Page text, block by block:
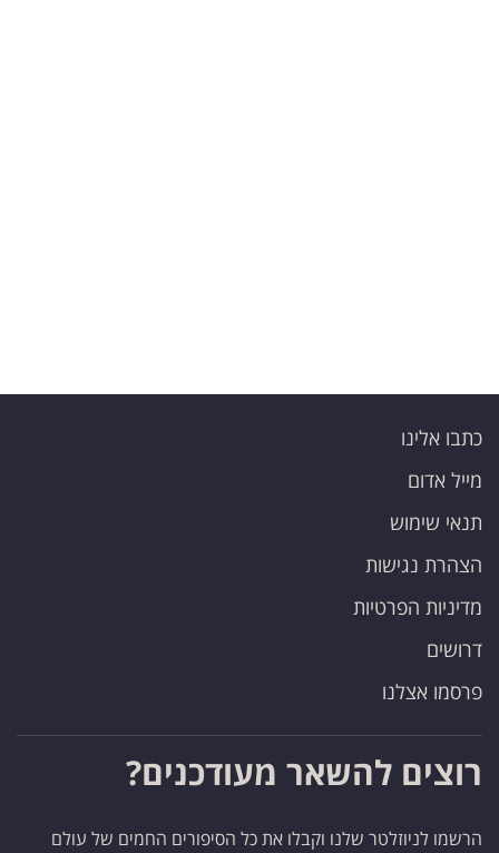
כתבו אלינו
מייל אדום
תנאי שימוש
הצהרת נגישות
מדיניות הפרטיות
דרושים
פרסמו אצלנו
רוצים להשאר מעודכנים?
הרשמו לניוזלטר שלנו וקבלו את כל הסיפורים החמים של עולם